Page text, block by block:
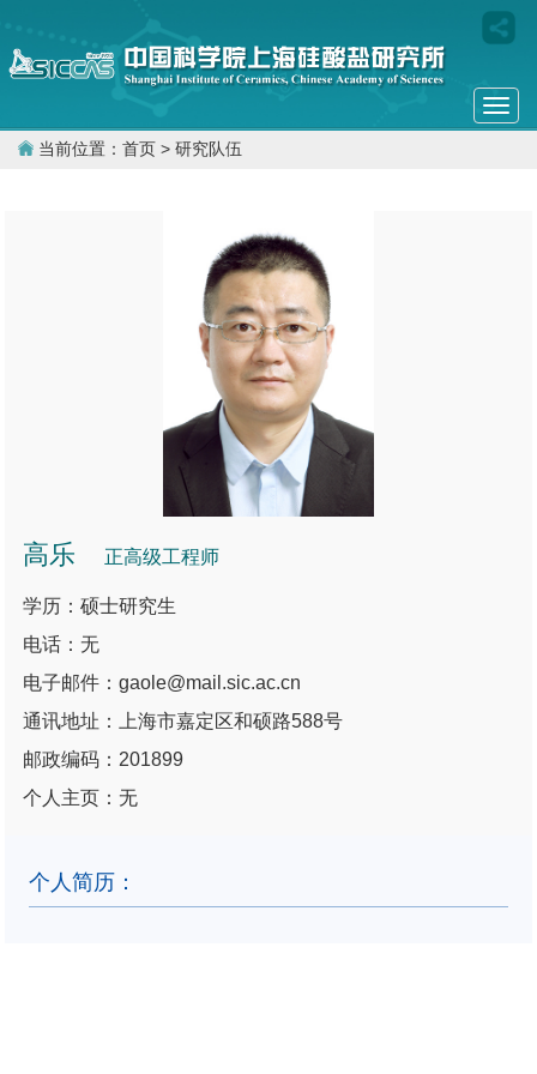
当前位置： 首页 > 研究队伍
高乐 正高级工程师
学历：硕士研究生
电话：无
电子邮件：gaole@mail.sic.ac.cn
通讯地址：上海市嘉定区和硕路588号
邮政编码：201899
个人主页：无
个人简历：